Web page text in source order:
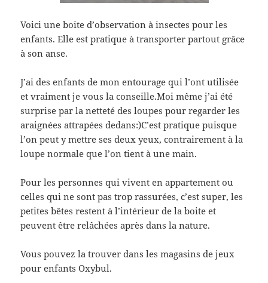
Voici une boite d’observation à insectes pour les
enfants. Elle est pratique à transporter partout grâce
à son anse.
J’ai des enfants de mon entourage qui l’ont utilisée
et vraiment je vous la conseille.Moi même j’ai été
surprise par la netteté des loupes pour regarder les
araignées attrapées dedans:)C’est pratique puisque
l’on peut y mettre ses deux yeux, contrairement à la
loupe normale que l’on tient à une main.
Pour les personnes qui vivent en appartement ou
celles qui ne sont pas trop rassurées, c’est super, les
petites bêtes restent à l’intérieur de la boite et
peuvent être relâchées après dans la nature.
Vous pouvez la trouver dans les magasins de jeux
pour enfants Oxybul.